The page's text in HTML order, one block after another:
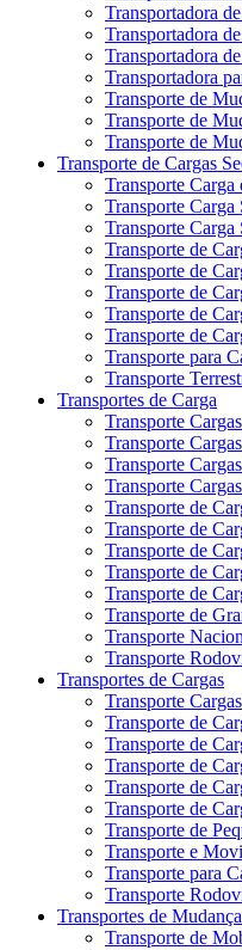
Transportadora
Transportadora
Transportadora
Transportadora
Transporte de
Transporte de
Transporte de
Transporte de Cargas
Transporte Carga
Transporte Carga
Transporte Carga
Transporte de
Transporte de
Transporte de
Transporte de
Transporte de
Transporte para
Transporte
Transportes de Carga
Transporte
Transporte
Transporte
Transporte
Transporte de
Transporte de
Transporte de
Transporte de
Transporte de
Transporte de
Transporte
Transporte
Transportes de Cargas
Transporte Cargas
Transporte de
Transporte de
Transporte de
Transporte de
Transporte de
Transporte de
Transporte e
Transporte para
Transporte
Transportes de
Transporte de